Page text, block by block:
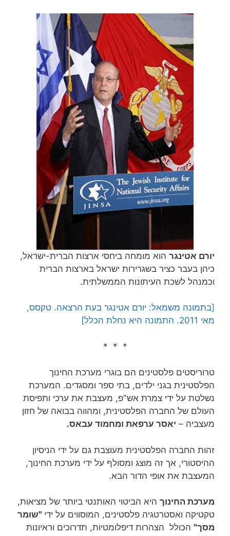
יורם אטינגר הוא מומחה ביחסי ארצות הברית-ישראל,
כיהן בעבר כציר בשגרירות ישראל בארצות הברית
וכמנהל לשכת העיתונות הממשלתית.
[בתמונה משמאל: יורם אטינגר בעת הרצאה. טקסס,
מאי 2011. התמונה היא נחלת הכלל]
* * *
טרוריסטים פלסטינים הם בוגרי מערכת החינוך
הפלסטינית בגני ילדים, בתי ספר ומסגדים. המערכת
נשלטת על ידי צמרת אש"פ, מעצבת את ערכי ותפיסת
העולם של החברה הפלסטינית, ומהווה בבואה של חזון
מעצביה – יאסר ערפאת ומחמוד עבאס.
זהות החברה הפלסטינית מעוצבת גם על ידי הניסיון
ההיסטורי, אך זה מוצג ומסולף על ידי מערכת החינוך,
המעצבת את אופי הדור הבא.
מערכת החינוך היא הביטוי האותנטי ביותר של מציאות,
טקטיקה ואסטרטגיה פלסטינים, המוסווים על ידי "שומר
מסך" הכולל הצהרות דיפלומטיות, תדרוכים וראיונות